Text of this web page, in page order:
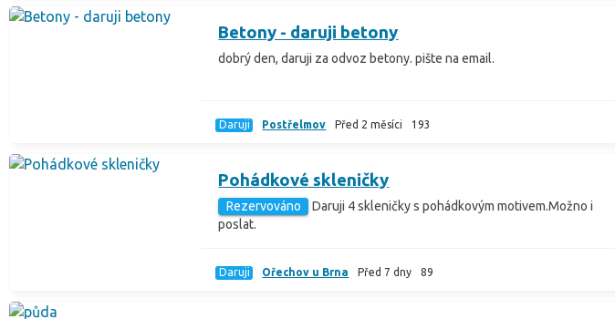
Betony - daruji betony
dobrý den, daruji za odvoz betony. pište na email.
Daruji Postřelmov Před 2 měsíci 193
Pohádkové skleničky
Rezervováno
Daruji 4 skleničky s pohádkovým motivem.Možno i
poslat.
Daruji Ořechov u Brna Před 7 dny 89